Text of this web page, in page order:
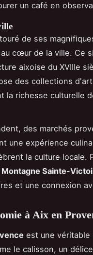
un café en
de ses
cœur de la ville. Ce
aixoise du XVIIIe
des collections
la richesse culturelle
des marchés
une expérience
la culture locale.
Sainte-
et une connexion
à Aix en
est une véritable
le calisson, un